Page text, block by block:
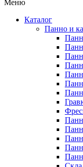
Меню
Каталог
Панно и